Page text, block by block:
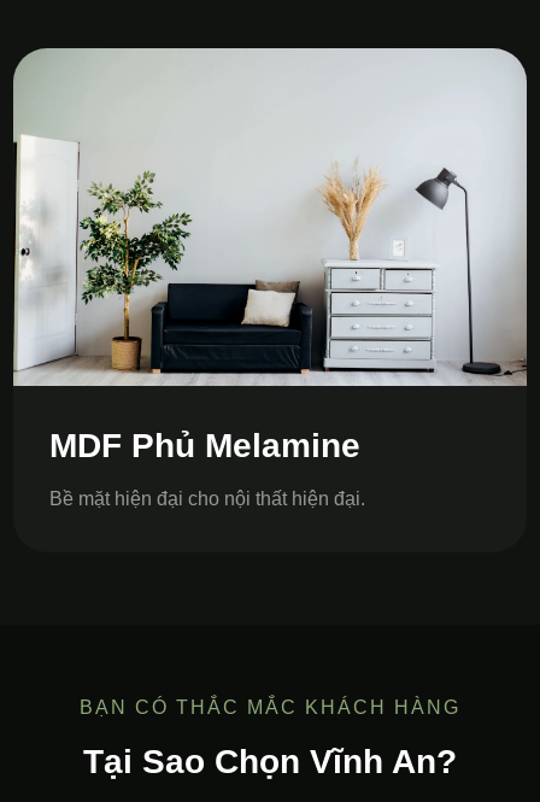
MDF Phủ Melamine
Bề mặt hiện đại cho nội thất hiện đại.
BẠN CÓ THẮC MẮC KHÁCH HÀNG
Tại Sao Chọn Vĩnh An?